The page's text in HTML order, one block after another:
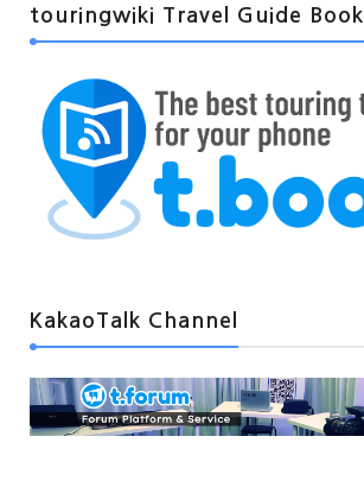
touringwiki Travel Guide Book
KakaoTalk Channel